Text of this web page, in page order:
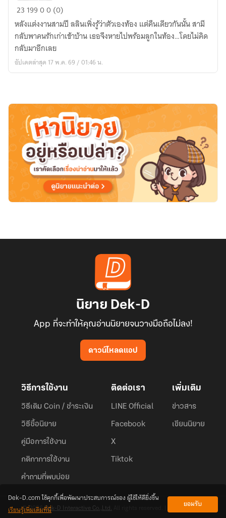
เมื่อ
เธอ
หาย
ไป
พร้อม
หัวใจ
23 19900 (0)
หลังแต่งงานสามปี ลลินเพิ่งรู้ว่าตัวเองท้อง แต่คืนเดียวกันนั้น สามี
กลับพาคนรักเก่าเข้าบ้าน เธอจึงหายไปพร้อมลูกในท้อง…โดยไม่คิด
กลับมาอีกเลย
อัปเดตล่าสุด 17 พ.ค. 69 / 01:46 น.
นิยาย Dek-D
App ที่จะทำให้คุณอ่านนิยายจนวางมือถือไม่ลง!
ดาวน์โหลดแอป
วิธีการใช้งาน
วิธีเติม Coin / ชำระเงิน
วิธีซื้อนิยาย
คู่มือการใช้งาน
กติกาการใช้งาน
คำถามที่พบบ่อย
ติดต่อเรา
LINE Official
Facebook
X
Tiktok
เพิ่มเติม
ข่าวสาร
เขียนนิยาย
© 2026Dek-D Interactive Co.,Ltd.
Dek-D.com ใช้คุกกี้เพื่อพัฒนาประสบการณ์ของ ผู้ใช้ให้ดียิ่งขึ้น
เรียนรู้เพิ่มเติมที่นี่
ยอมรับ